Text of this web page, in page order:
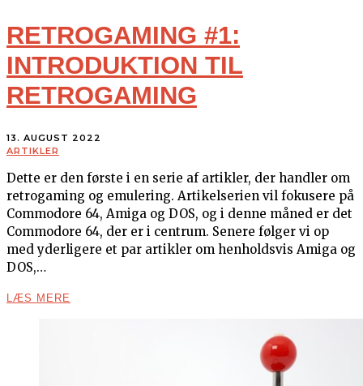
RETROGAMING #1:
INTRODUKTION TIL
RETROGAMING
13. AUGUST 2022
ARTIKLER
Dette er den første i en serie af artikler, der handler om
retrogaming og emulering. Artikelserien vil fokusere på
Commodore 64, Amiga og DOS, og i denne måned er det
Commodore 64, der er i centrum. Senere følger vi op
med yderligere et par artikler om henholdsvis Amiga og
DOS,…
LÆS MERE